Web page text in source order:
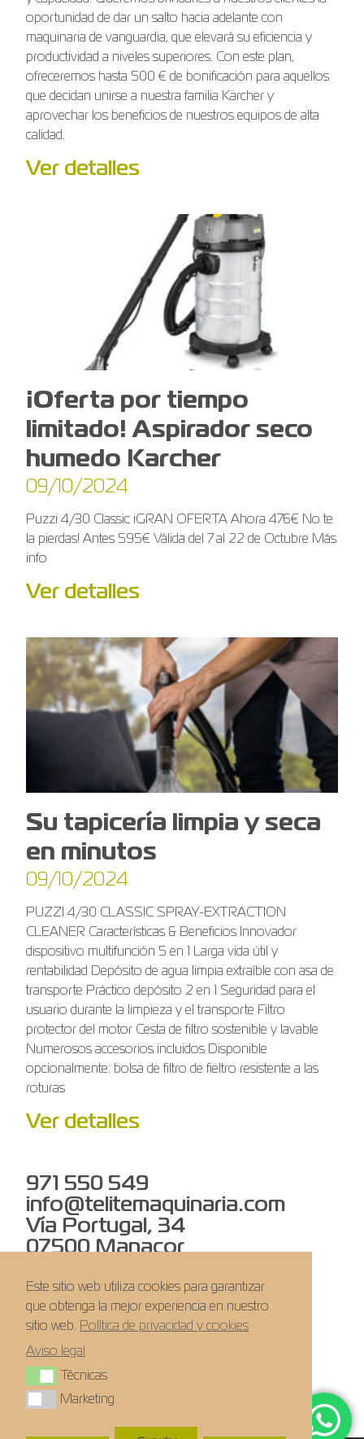
oportunidad de dar un salto hacia adelante con
maquinaria de vanguardia, que elevará su eficiencia y
productividad a niveles superiores. Con este plan,
ofreceremos hasta 500 € de bonificación para aquellos
que decidan unirse a nuestra familia Kärcher y
aprovechar los beneficios de nuestros equipos de alta
calidad.
Ver detalles
¡Oferta por tiempo
limitado! Aspirador seco
humedo Karcher
09/10/2024
Puzzi 4/30 Classic ¡GRAN OFERTA Ahora 476€ No te
la pierdas! Antes 595€ Válida del 7 al 22 de Octubre Más
info
Ver detalles
Su tapicería limpia y seca
en minutos
09/10/2024
PUZZI 4/30 CLASSIC SPRAY-EXTRACTION
CLEANER Características & Beneficios Innovador
dispositivo multifunción 5 en 1 Larga vida útil y
rentabilidad Depósito de agua limpia extraíble con asa de
transporte Práctico depósito 2 en 1 Seguridad para el
usuario durante la limpieza y el transporte Filtro
protector del motor Cesta de filtro sostenible y lavable
Numerosos accesorios incluidos Disponible
opcionalmente: bolsa de filtro de fieltro resistente a las
roturas
Ver detalles
971 550 549
info@telitemaquinaria.com
Vía Portugal, 34
07500 Manacor
Novedades
Sobre nosotros
Trabaja con nosotros
Este sitio web utiliza cookies para garantizar
que obtenga la mejor experiencia en nuestro
sitio web. Política de privacidad y cookies
Aviso legal
TécnicasTécnicas
MarketingMarketing